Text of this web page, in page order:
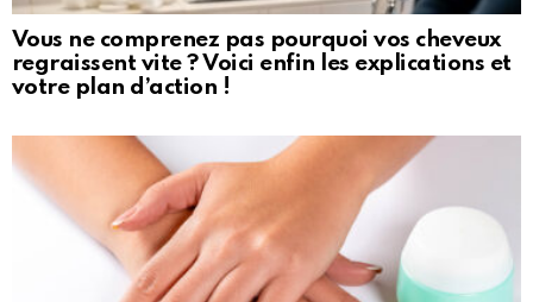
Vous ne comprenez pas pourquoi vos cheveux
regraissent vite ? Voici enfin les explications et
votre plan d’action !